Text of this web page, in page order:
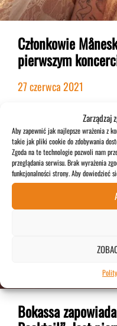
Zarządzaj
Aby zapewnić jak najlepsze wrażenia z
takie jak pliki cookie do zdobywania
Zgoda na te technologie pozwoli nam
przeglądania serwisu. Brak wyrażenia
funkcjonalności strony. Aby dowiedzieć
Członkowie
pierwszym
27 czerwca 2021
NEWS
Bokassa